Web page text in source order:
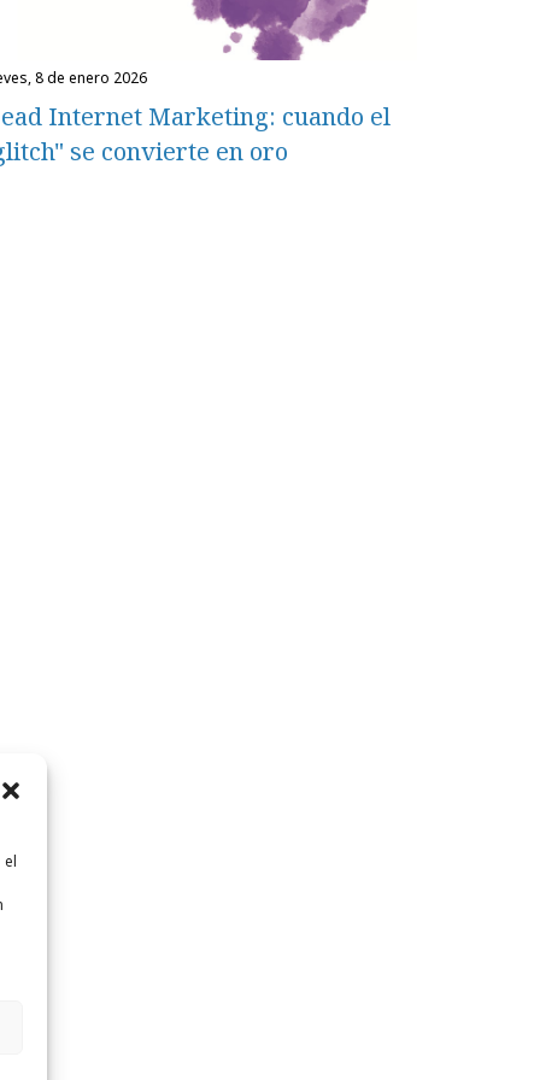
el
8 de enero 2026
Internet Marketing: cuando el
se convierte en oro